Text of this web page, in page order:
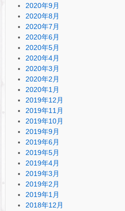
2020年9月
2020年8月
2020年7月
2020年6月
2020年5月
2020年4月
2020年3月
2020年2月
2020年1月
2019年12月
2019年11月
2019年10月
2019年9月
2019年6月
2019年5月
2019年4月
2019年3月
2019年2月
2019年1月
2018年12月